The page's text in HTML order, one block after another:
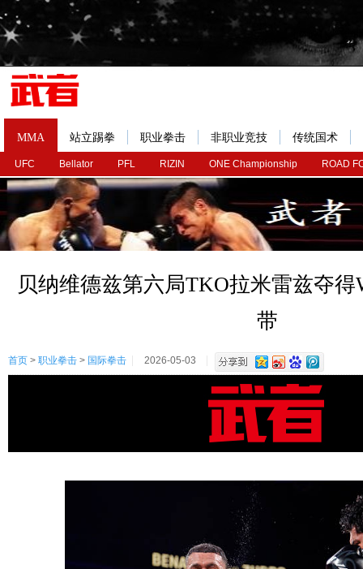
MMA
UFC Bellator PFL RIZIN ONE Championship ROAD
站立踢拳 职业拳击 非职业竞技 传统国术
贝纳维德兹第六局TKO拉米雷兹夺
带
首页 > 职业拳击 > 国际拳击 2026-05-03